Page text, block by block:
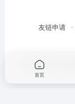
友链申请
Copyright © 2026
首页